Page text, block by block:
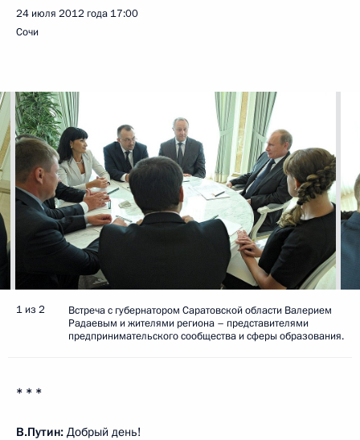
24 июля 2012 года 17:00
Сочи
1 из 2
Встреча с губернатором Саратовской области Валерием
Радаевым и жителями региона – представителями
предпринимательского сообщества и сферы образования.
* * *
В.Путин: Добрый день!